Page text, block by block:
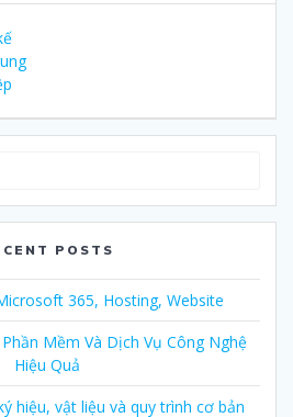
POSTS
365, Hosting, Website
Mềm Và Dịch Vụ Công Nghệ
Hiệu Quả
hiệu, vật liệu và quy trình cơ bản